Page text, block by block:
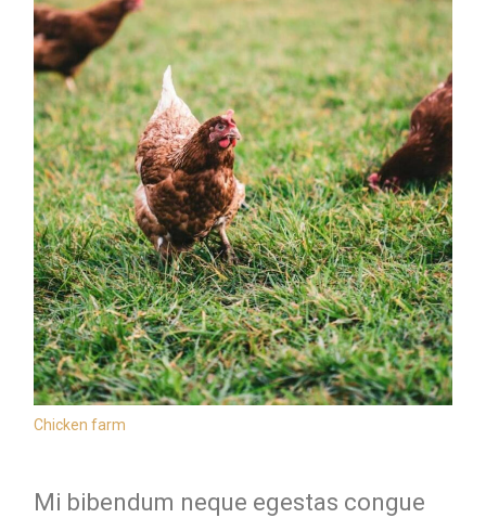
Chicken farm
Mi bibendum neque egestas congue